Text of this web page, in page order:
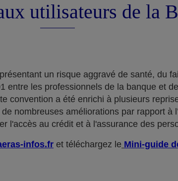
utilisateurs de la
un risque aggravé de santé, du
entre les professionnels de la banque et
convention a été enrichi à plusieurs
nombreuses améliorations par rapport à
l'accès au crédit et à l'assurance des
infos.fr et téléchargez le Mini-guide